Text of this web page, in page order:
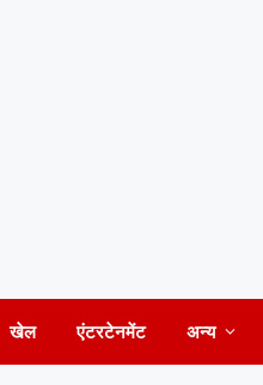
खेल एंटरटेनमेंट अन्य